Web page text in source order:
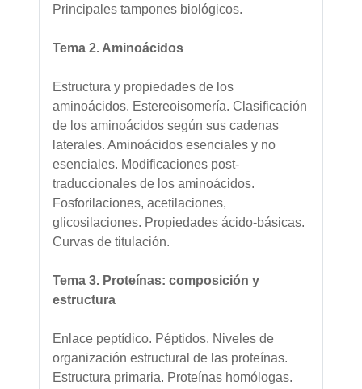
Principales tampones biológicos.
Tema 2. Aminoácidos
Estructura y propiedades de los
aminoácidos. Estereoisomería. Clasificación
de los aminoácidos según sus cadenas
laterales. Aminoácidos esenciales y no
esenciales. Modificaciones post-
traduccionales de los aminoácidos.
Fosforilaciones, acetilaciones,
glicosilaciones. Propiedades ácido-básicas.
Curvas de titulación.
Tema 3. Proteínas: composición y
estructura
Enlace peptídico. Péptidos. Niveles de
organización estructural de las proteínas.
Estructura primaria. Proteínas homólogas.